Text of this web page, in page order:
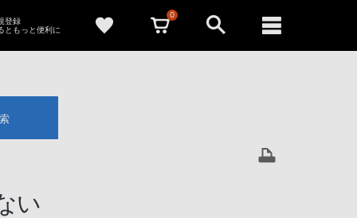
登録
ともっと便利に
0
い